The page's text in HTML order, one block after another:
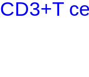
CD3+T